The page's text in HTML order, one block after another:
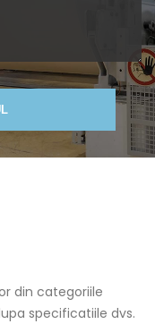
din categoriile
specificatiile dvs.